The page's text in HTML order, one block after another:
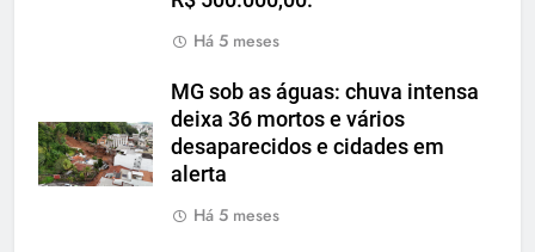
Há 5 meses
MG sob as águas: chuva intensa
deixa 36 mortos e vários
desaparecidos e cidades em
alerta
Há 5 meses